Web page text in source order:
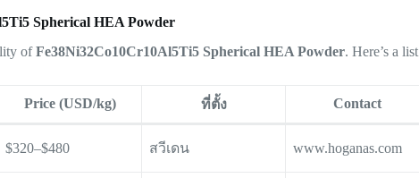
Spherical HEA Powder
ofFe38Ni32Co10Cr10Al5Ti5 Spherical HEA Powder. Here’s a list
Price (USD/kg) ที่ตั้ง Contact
$320–$480 สวีเดน www.hoganas.com